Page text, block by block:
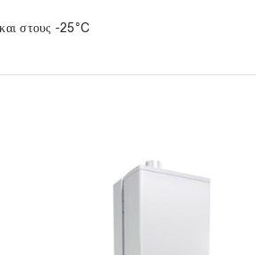
στους -25°C